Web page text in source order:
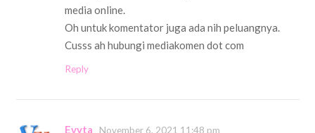
media online.
Oh untuk komentator juga ada nih peluangnya.
Cusss ah hubungi mediakomen dot com
Reply
Evyta November 6, 2021 11:48 pm